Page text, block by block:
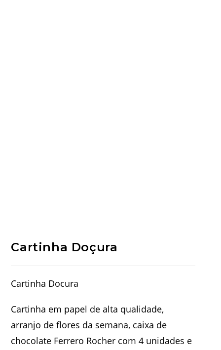
Cartinha Doçura
Cartinha Docura
Cartinha em papel de alta qualidade,
arranjo de flores da semana, caixa de
chocolate Ferrero Rocher com 4 unidades e